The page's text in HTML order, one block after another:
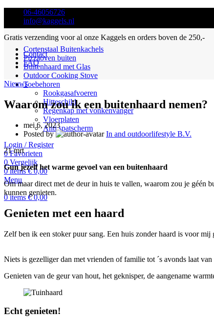
06-46056726
info@kaggels.nl
Gratis verzending voor al onze Kaggels en orders boven de 250,-
Contact
FAQ
Cortenstaal Buitenkachels
Pizzaoven buiten
Buitenhaard met Glas
Outdoor Cooking Stove
Toebehoren
Rookgasafvoeren
Hitteschild
Regenkap met vonkenvanger
Vloerplaten
Anti spatscherm
Login / Register
0Favorieten
0 Vergelijk
0items €0,00
Menu
0items €0,00
Nieuws
Waarom zou ik een buitenhaard nemen?
mei 6, 2023
Posted by
In and outdoorlifestyle B.V.
21mrt
Gun jezelf het warme gevoel van een buitenhaard
Om maar direct met de deur in huis te vallen, waarom zou je géén
kunnen genieten.
Genieten met een haard
Zelf ben ik een stoker puur sang. Een huis zonder haard is voor
Niets is gezelliger dan met vrienden of familie tot ´s avonds laat
Genieten van de geur van hout, het geknisper, de aangename
Echt genieten!